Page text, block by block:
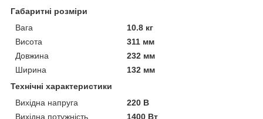
Габаритні розміри
Вага
10.8 кг
Висота
311 мм
Довжина
232 мм
Ширина
132 мм
Технічні характеристики
Вихідна напруга
220 В
Вихідна потужність
1400 Вт